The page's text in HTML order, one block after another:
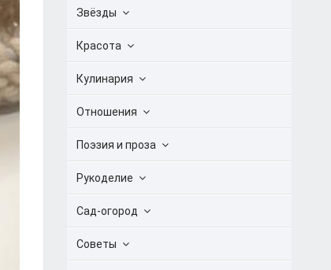
Звёзды
Красота
Кулинария
Отношения
Поэзия и проза
Рукоделие
Сад-огород
Советы